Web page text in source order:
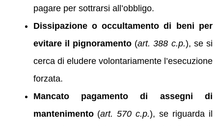
pagare per sottrarsi all’obbligo.
Dissipazione o occultamento di beni per
evitare il pignoramento(art. 388 c.p.), se si
cerca di eludere volontariamente l’esecuzione
forzata.
Mancato pagamento di assegni di
mantenimento(art. 570 c.p.), se riguarda il